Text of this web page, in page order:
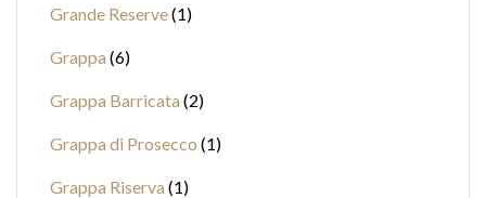
Grande Reserve 1
Grappa 6
Grappa Barricata 2
Grappa di Prosecco 1
Grappa Riserva 1